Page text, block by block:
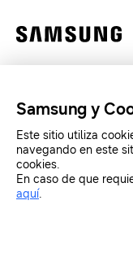
Legales
SAMSUNG.COM
Copyright©
Samsung y
Este sitio utiliza
navegando en este
cookies.
En caso de que
aquí.